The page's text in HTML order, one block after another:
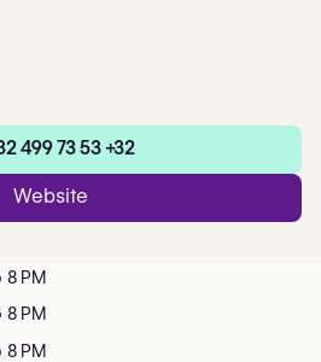
499 73 53 +32
Website
8 PM
8 PM
8 PM